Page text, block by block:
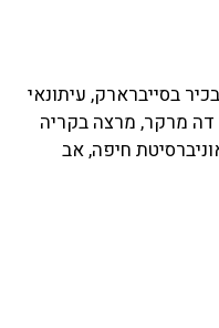
בסייברארק, עיתונאי
דה מרקר, מרצה בקריה
חיפה, אב